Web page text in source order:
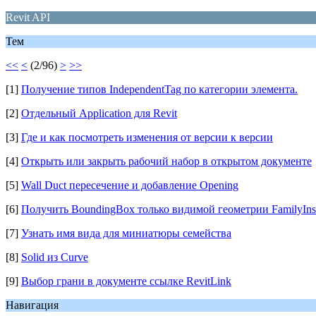
Revit API
Тем
<< < (2/96) > >>
[1] Получение типов IndependentTag по категории элемента.
[2] Отдельный Application для Revit
[3] Где и как посмотреть изменения от версии к версии
[4] Открыть или закрыть рабочий набор в открытом документе
[5] Wall Duct пересечение и добавление Opening
[6] Получить BoundingBox только видимой геометрии
[7] Узнать имя вида для миниатюры семейства
[8] Solid из Curve
[9] Выбор грани в документе ссылке RevitLink
Навигация